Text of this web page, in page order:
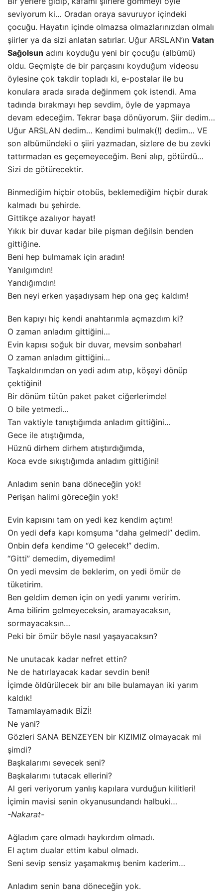
seviyorum ki… Oradan oraya savuruyor içindeki
çocuğu. Hayatın içinde olmazsa olmazlarınızdan olmalı
şiirler ya da sizi anlatan satırlar. Uğur ARSLAN’ın Vatan
Sağolsun adını koyduğu yeni bir çocuğu (albümü)
oldu. Geçmişte de bir parçasını koyduğum videosu
öylesine çok takdir topladı ki, e-postalar ile bu
konulara arada sırada değinmem çok istendi. Ama
tadında bırakmayı hep sevdim, öyle de yapmaya
devam edeceğim. Tekrar başa dönüyorum. Şiir dedim…
Uğur ARSLAN dedim… Kendimi bulmak(!) dedim… VE
son albümündeki o şiiri yazmadan, sizlere de bu zevki
tattırmadan es geçemeyeceğim. Beni alıp, götürdü…
Sizi de götürecektir.
Binmediğim hiçbir otobüs, beklemediğim hiçbir durak
kalmadı bu şehirde.
Gittikçe azalıyor hayat!
Yıkık bir duvar kadar bile pişman değilsin benden
gittiğine.
Beni hep bulmamak için aradın!
Yanılgımdın!
Yandığımdın!
Ben neyi erken yaşadıysam hep ona geç kaldım!
Ben kapıyı hiç kendi anahtarımla açmazdım ki?
O zaman anladım gittiğini…
Evin kapısı soğuk bir duvar, mevsim sonbahar!
O zaman anladım gittiğini…
Taşkaldırımdan on yedi adım atıp, köşeyi dönüp
çektiğini!
Bir dönüm tütün paket paket ciğerlerimde!
O bile yetmedi…
Tan vaktiyle tanıştığımda anladım gittiğini…
Gece ile atıştığımda,
Hüznü dirhem dirhem atıştırdığımda,
Koca evde sıkıştığımda anladım gittiğini!
Anladım senin bana döneceğin yok!
Perişan halimi göreceğin yok!
Evin kapısını tam on yedi kez kendim açtım!
On yedi defa kapı komşuma “daha gelmedi” dedim.
Onbin defa kendime “O gelecek!” dedim.
“Gitti” demedim, diyemedim!
On yedi mevsim de beklerim, on yedi ömür de
tüketirim.
Ben geldim demen için on yedi yanımı veririm.
Ama bilirim gelmeyeceksin, aramayacaksın,
sormayacaksın…
Peki bir ömür böyle nasıl yaşayacaksın?
Ne unutacak kadar nefret ettin?
Ne de hatırlayacak kadar sevdin beni!
İçimde öldürülecek bir anı bile bulamayan iki yarım
kaldık!
Tamamlayamadık BİZİ!
Ne yani?
Gözleri SANA BENZEYEN bir KIZIMIZ olmayacak mi
şimdi?
Başkalarımı sevecek seni?
Başkalarımı tutacak ellerini?
Al geri veriyorum yanlış kapılara vurduğun kilitleri!
İçimin mavisi senin okyanusundandı halbuki…
-Nakarat-
Ağladım çare olmadı haykırdım olmadı.
El açtım dualar ettim kabul olmadı.
Seni sevip sensiz yaşamakmış benim kaderim…
Anladım senin bana döneceğin yok.